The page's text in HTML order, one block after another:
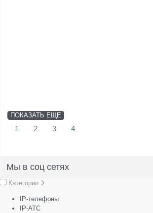
ПОКАЗАТЬ ЕЩЕ
1 2 3 4
Мы в соц сетях
Категории
IP-телефоны
IP-АТС